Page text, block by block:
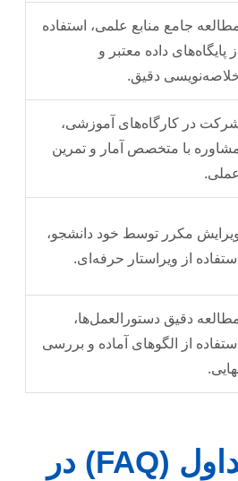
جامع منابع علمی، استفاده
از پایگاه‌های داده معتبر و
دقیق.
در کارگاه‌های آموزشی،
با متخصص آمار و تمرین
عملی.
مکرر توسط خود دانشجو،
استفاده از ویراستار حرفه‌ای.
دقیق دستورالعمل‌ها،
استفاده از الگوهای آماده و بررسی
سوالات متداول (FAQ) در